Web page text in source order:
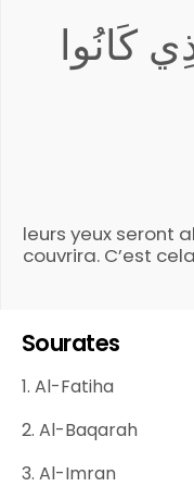
كَانُوا
leurs yeux seront
couvrira. C’est
Sourates
1. Al-Fatiha
2. Al-Baqarah
3. Al-Imran